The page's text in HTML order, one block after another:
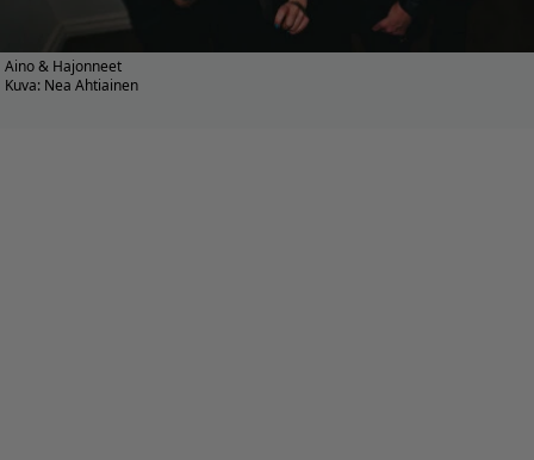
Aino & Hajonneet
Kuva: Nea Ahtiainen